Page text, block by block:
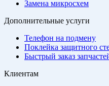
Замена микросхем
Дополнительные услуги
Телефон на подмену
Поклейка защитного
Быстрый заказ
Клиентам